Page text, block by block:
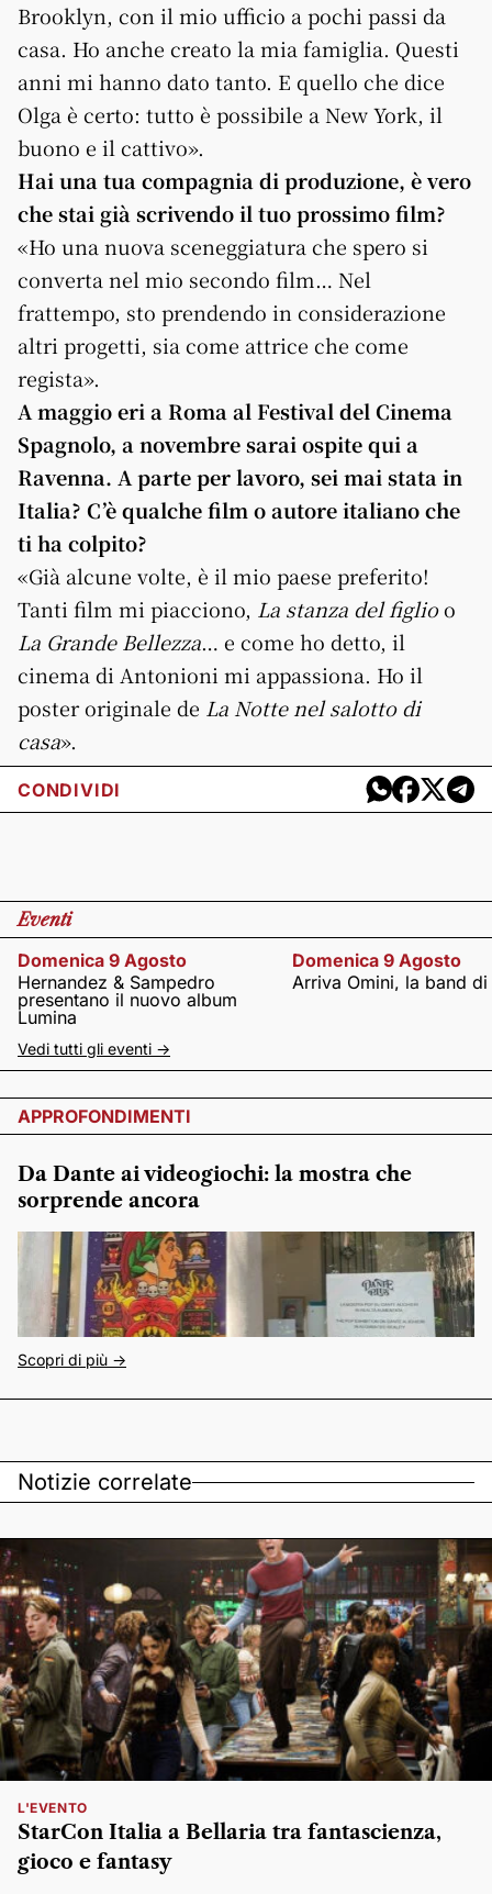
Brooklyn, con il mio ufficio a pochi passi da
casa. Ho anche creato la mia famiglia. Questi
anni mi hanno dato tanto. E quello che dice
Olga è certo: tutto è possibile a New York, il
buono e il cattivo».
Hai una tua compagnia di produzione, è vero
che stai già scrivendo il tuo prossimo film?
«Ho una nuova sceneggiatura che spero si
converta nel mio secondo film… Nel
frattempo, sto prendendo in considerazione
altri progetti, sia come attrice che come
regista».
A maggio eri a Roma al Festival del Cinema
Spagnolo, a novembre sarai ospite qui a
Ravenna. A parte per lavoro, sei mai stata in
Italia? C’è qualche film o autore italiano che
ti ha colpito?
«Già alcune volte, è il mio paese preferito!
Tanti film mi piacciono, La stanza del figlioo
La Grande Bellezza… e come ho detto, il
cinema di Antonioni mi appassiona. Ho il
poster originale de La Notte nel salotto di
casa».
CONDIVIDI
Eventi
Domenica 9 Agosto
Hernandez & Sampedro
presentano il nuovo album
Lumina
Domenica 9 Agosto
Arriva Omini, la band
Vedi tutti gli eventi ->
APPROFONDIMENTI
Da Dante ai videogiochi: la mostra che
sorprende ancora
Scopri di più ->
Notizie correlate
L'EVENTO
StarCon Italia a Bellaria tra fantascienza,
gioco e fantasy